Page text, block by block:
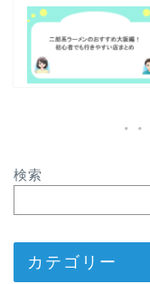
検索
カテゴリー